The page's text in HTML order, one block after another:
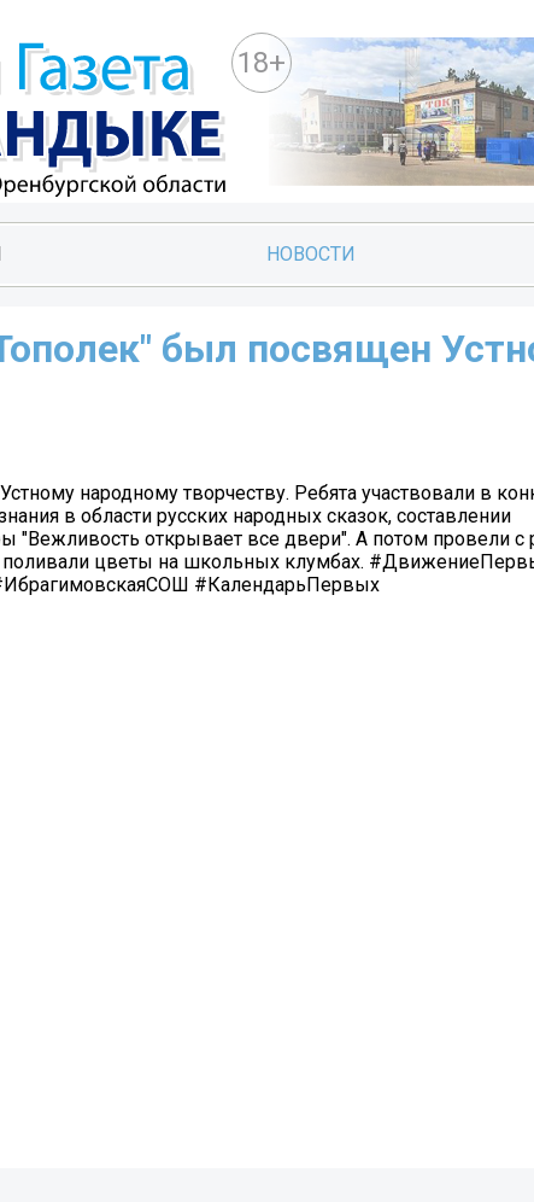
18+
НОВОСТИ
был посвящен
народному творчеству. Ребята участвовали в
в области русских народных сказок, составлении
"Вежливость открывает все двери". А потом провели
поливали цветы на школьных клумбах.
#КалендарьПервых